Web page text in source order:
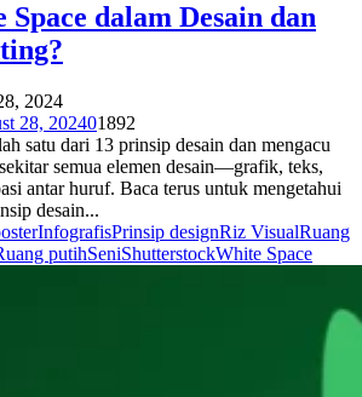
dalam Desain dan
2024
28, 202401892
satu dari 13 prinsip desain dan mengacu
semua elemen desain—grafik, teks,
antar huruf. Baca terus untuk mengetahui
desain...
InfografisPrinsip designRiz VisualRuang
putihSeniShutterstockWhite Space